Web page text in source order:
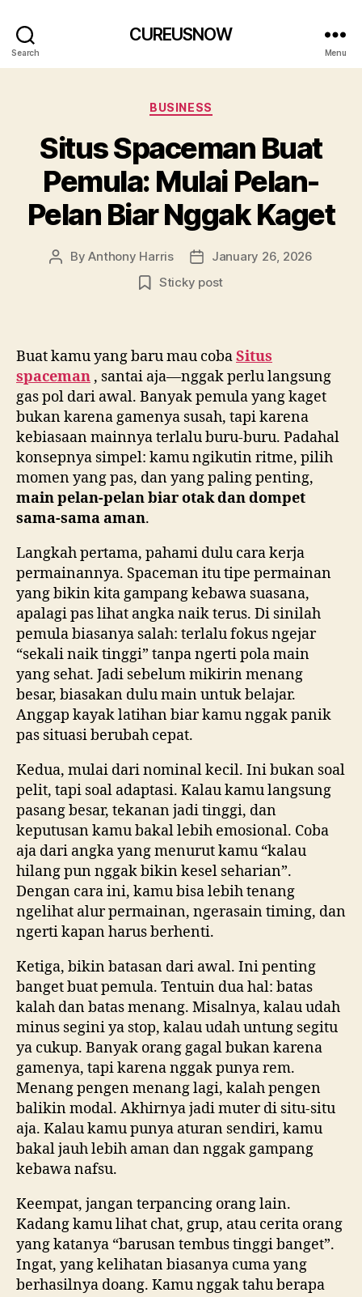
Search
CUREUSNOW
Menu
Categories
BUSINESS
Situs Spaceman Buat
Pemula: Mulai Pelan-
Pelan Biar Nggak Kaget
PostByAnthony Harris
PostJanuary 26, 2026
Sticky post
Buat kamu yang baru mau cobaSitus
spaceman , santai aja—nggak perlu langsung
gas pol dari awal. Banyak pemula yang kaget
bukan karena gamenya susah, tapi karena
kebiasaan mainnya terlalu buru-buru. Padahal
konsepnya simpel: kamu ngikutin ritme, pilih
momen yang pas, dan yang paling penting,
main pelan-pelan biar otak dan dompet
sama-sama aman.
Langkah pertama, pahami dulu cara kerja
permainannya. Spaceman itu tipe permainan
yang bikin kita gampang kebawa suasana,
apalagi pas lihat angka naik terus. Di sinilah
pemula biasanya salah: terlalu fokus ngejar
“sekali naik tinggi” tanpa ngerti pola main
yang sehat. Jadi sebelum mikirin menang
besar, biasakan dulu main untuk belajar.
Anggap kayak latihan biar kamu nggak panik
pas situasi berubah cepat.
Kedua, mulai dari nominal kecil. Ini bukan soal
pelit, tapi soal adaptasi. Kalau kamu langsung
pasang besar, tekanan jadi tinggi, dan
keputusan kamu bakal lebih emosional. Coba
aja dari angka yang menurut kamu “kalau
hilang pun nggak bikin kesel seharian”.
Dengan cara ini, kamu bisa lebih tenang
ngelihat alur permainan, ngerasain timing, dan
ngerti kapan harus berhenti.
Ketiga, bikin batasan dari awal. Ini penting
banget buat pemula. Tentuin dua hal: batas
kalah dan batas menang. Misalnya, kalau udah
minus segini ya stop, kalau udah untung segitu
ya cukup. Banyak orang gagal bukan karena
gamenya, tapi karena nggak punya rem.
Menang pengen menang lagi, kalah pengen
balikin modal. Akhirnya jadi muter di situ-situ
aja. Kalau kamu punya aturan sendiri, kamu
bakal jauh lebih aman dan nggak gampang
kebawa nafsu.
Keempat, jangan terpancing orang lain.
Kadang kamu lihat chat, grup, atau cerita orang
yang katanya “barusan tembus tinggi banget”.
Ingat, yang kelihatan biasanya cuma yang
berhasilnya doang. Kamu nggak tahu berapa